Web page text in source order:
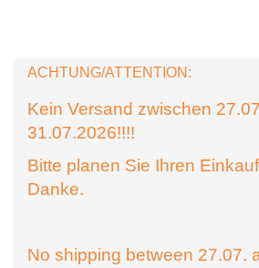
ACHTUNG/ATTENTION:
Kein Versand zwischen
31.07.2026!!!!
Bitte planen Sie Ihren
Danke.
No shipping between 27.07.